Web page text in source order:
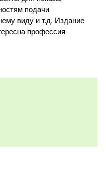
подачи
виду и т.д. Издание
профессия